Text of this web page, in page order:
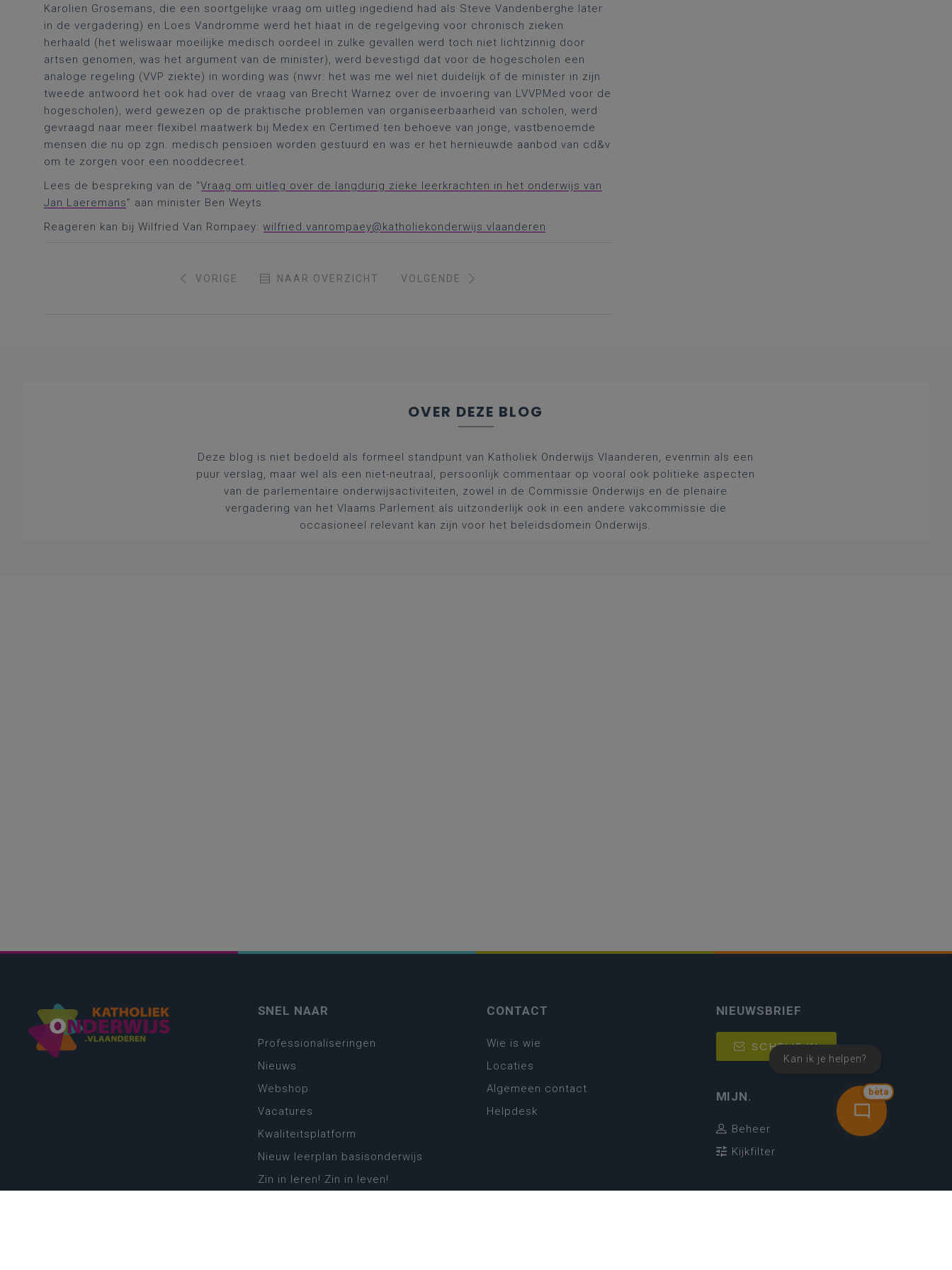
Karolien Grosemans, die een soortgelijke vraag om uitleg ingediend had als Steve Vandenberghe later
in de vergadering) en Loes Vandromme werd het hiaat in de regelgeving voor chronisch zieken
herhaald (het weliswaar moeilijke medisch oordeel in zulke gevallen werd toch niet lichtzinnig door
artsen genomen, was het argument van de minister), werd bevestigd dat voor de hogescholen een
analoge regeling (VVP ziekte) in wording was (nwvr: het was me wel niet duidelijk of de minister in zijn
tweede antwoord het ook had over de vraag van Brecht Warnez over de invoering van LVVPMed voor de
hogescholen), werd gewezen op de praktische problemen van organiseerbaarheid van scholen, werd
gevraagd naar meer flexibel maatwerk bij Medex en Certimed ten behoeve van jonge, vastbenoemde
mensen die nu op zgn. medisch pensioen worden gestuurd en was er het hernieuwde aanbod van cd&v
om te zorgen voor een nooddecreet.
Lees de bespreking van de “Vraag om uitleg over de langdurig zieke leerkrachten in het onderwijs van
Jan Laeremans” aan minister Ben Weyts.
Reageren kan bij Wilfried Van Rompaey: wilfried.vanrompaey@katholiekonderwijs.vlaanderen
VORIGE NAAR OVERZICHT VOLGENDE
OVER DEZE BLOG
Deze blog is niet bedoeld als formeel standpunt van Katholiek Onderwijs Vlaanderen, evenmin als een
puur verslag, maar wel als een niet-neutraal, persoonlijk commentaar op vooral ook politieke aspecten
van de parlementaire onderwijsactiviteiten, zowel in de Commissie Onderwijs en de plenaire
vergadering van het Vlaams Parlement als uitzonderlijk ook in een andere vakcommissie die
occasioneel relevant kan zijn voor het beleidsdomein Onderwijs.
bèta
Kan ik je helpen?
SNEL NAAR
Professionaliseringen
Nieuws
Webshop
Vacatures
Kwaliteitsplatform
Nieuw leerplan basisonderwijs
Zin in leren! Zin in leven!
CONTACT
Wie is wie
Locaties
Algemeen contact
Helpdesk
NIEUWSBRIEF
SCHRIJF IN
MIJN.
Beheer
Kijkfilter